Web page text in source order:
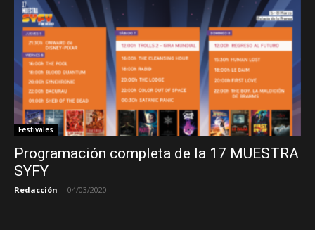
Festivales
Programación completa de la 17 MUESTRA
SYFY
Redacción - 04/03/2020